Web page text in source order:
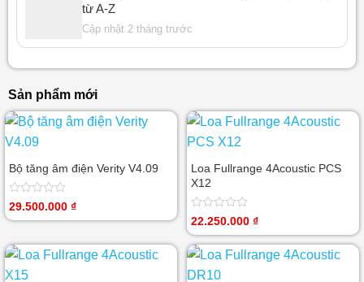
từ A-Z
Cập nhật 2 tháng trước
Sản phẩm mới
Bộ tăng âm điện Verity V4.09
Được
5
sao
29.500.000 ₫
Loa Fullrange 4Acoustic PCS
X12
Được
hạng
0
sao
22.250.000 ₫